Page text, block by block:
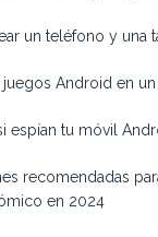
un teléfono y una
Android en un
espían tu móvil
recomendadas
en 2024